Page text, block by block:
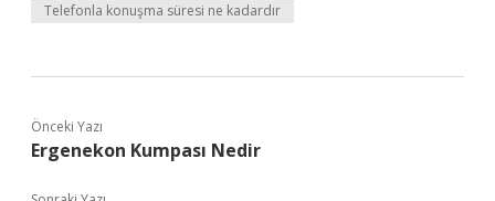
Telefonla konuşma süresi ne kadardır
Önceki Yazı
Ergenekon Kumpası Nedir